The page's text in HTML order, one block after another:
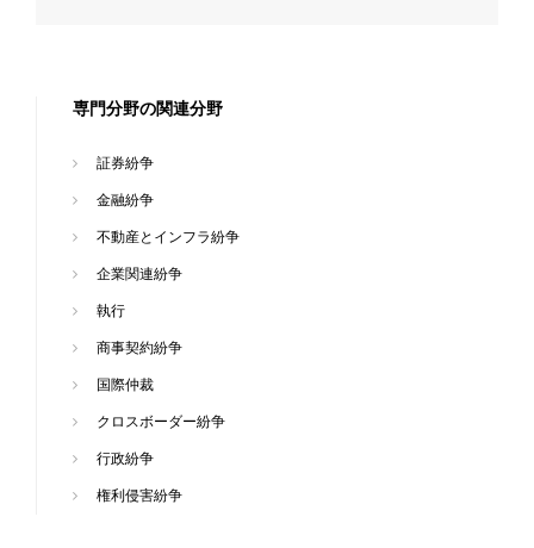
専門分野の関連分野
証券紛争
金融紛争
不動産とインフラ紛争
企業関連紛争
執行
商事契約紛争
国際仲裁
クロスボーダー紛争
行政紛争
権利侵害紛争